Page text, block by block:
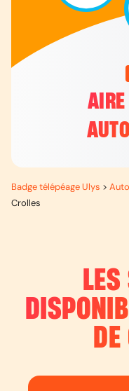
AIRE
Badge télépéage Ulys >
Crolles